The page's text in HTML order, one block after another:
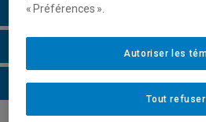
Horaire - Été 2026
Horaire - Automne 2026
Horaire - Hiver 2027
« Préférences ».
Tout refuser
Autoriser les